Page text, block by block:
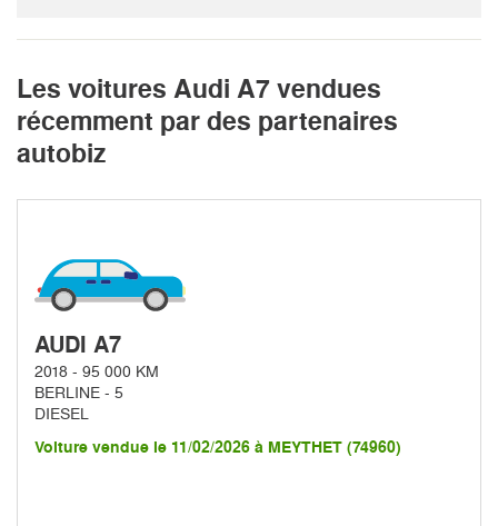
Les voitures Audi A7 vendues
récemment par des partenaires
autobiz
AUDI A7
2018 - 95 000 KM
BERLINE - 5
DIESEL
Voiture vendue le 11/02/2026 à MEYTHET (74960)